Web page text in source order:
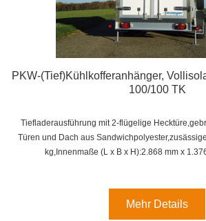
PKW-(Tief)Kühlkofferanhänger,
100/100 TK
Tiefladerausführung mit 2-flügelige
Türen und Dach aus
kg, Innenmaße (L x B x H):2.868 mm x
Mehr Details